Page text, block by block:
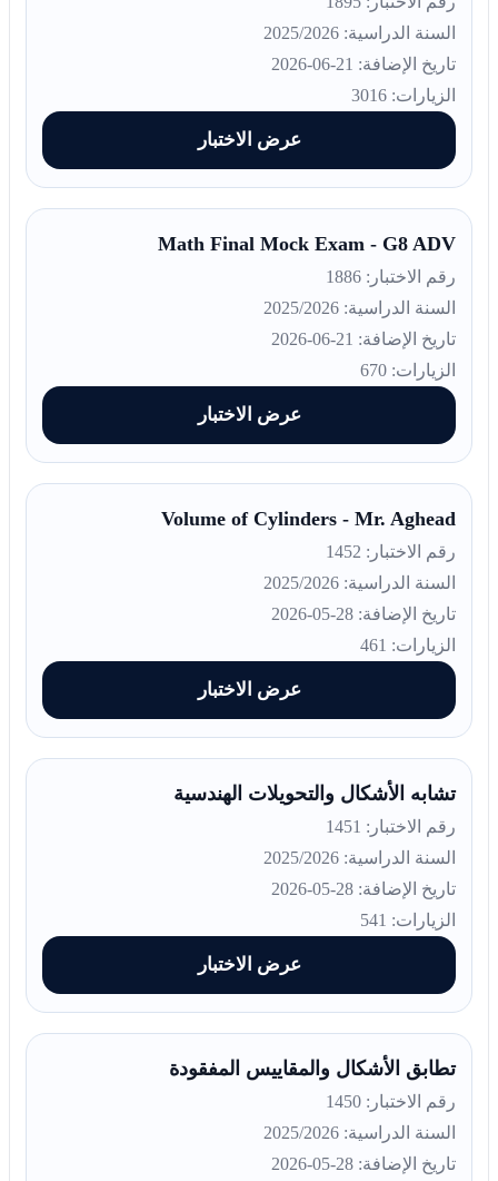
السنة الدراسية: 2025/2026
تاريخ الإضافة: 21-06-2026
الزيارات: 3016
عرض الاختبار
Math Final Mock Exam - G8 ADV
رقم الاختبار: 1886
السنة الدراسية: 2025/2026
تاريخ الإضافة: 21-06-2026
الزيارات: 670
عرض الاختبار
Volume of Cylinders - Mr. Aghead
رقم الاختبار: 1452
السنة الدراسية: 2025/2026
تاريخ الإضافة: 28-05-2026
الزيارات: 461
عرض الاختبار
تشابه الأشكال والتحويلات الهندسية
رقم الاختبار: 1451
السنة الدراسية: 2025/2026
تاريخ الإضافة: 28-05-2026
الزيارات: 541
عرض الاختبار
تطابق الأشكال والمقاييس المفقودة
رقم الاختبار: 1450
السنة الدراسية: 2025/2026
تاريخ الإضافة: 28-05-2026